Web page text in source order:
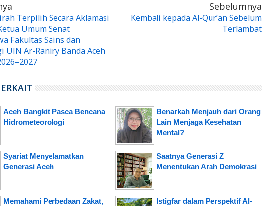
Terpilih Secara Aklamasi
Umum Senat
Fakultas Sains dan
UIN Ar-Raniry Banda Aceh
Sebelumnya
Kembali kepada Al-Qur’an Sebelum
Terlambat
Aceh Bangkit Pasca Bencana
Hidrometeorologi
Benarkah Menjauh dari Orang
Lain Menjaga Kesehatan
Mental?
Syariat Menyelamatkan
Generasi Aceh
Saatnya Generasi Z
Menentukan Arah Demokrasi
Memahami Perbedaan Zakat,
Istigfar dalam Perspektif Al-